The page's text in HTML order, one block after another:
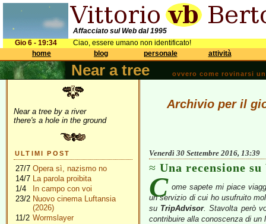
Affacciato sul Web dal 1995
Gio 6 - 19:34
Ciao, essere umano non identificato!
home
blog personale attività
Near a tree ovvero come rovinarsi
Near a tree by a river
there's a hole in the ground
ULTIMI POST
27/7 Opera sì, nazismo no
14/7 La parola proibita
1/4
In campo con voi
23/2 Nuovo cinema Luftansia
(2026)
11/2 Wormslayer
Archivio per il
Venerdì 30 Settembre 2016, 13:39
Una recensione
C ome sapete mi piace
un servizio di cui ho usufruito
su TripAdvisor. Stavolta però
contribuire alla conoscenza di